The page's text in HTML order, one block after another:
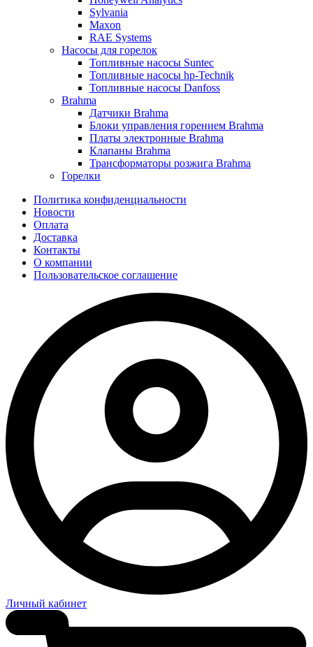
Sylvania
Maxon
RAE Systems
Насосы для горелок
Топливные насосы Suntec
Топливные насосы hp-Technik
Топливные насосы Danfoss
Brahma
Датчики Brahma
Блоки управления горением Brahma
Платы электронные Brahma
Клапаны Brahma
Трансформаторы розжига Brahma
Горелки
Политика конфиденциальности
Новости
Оплата
Доставка
Контакты
О компании
Пользовательское соглашение
Личный кабинет